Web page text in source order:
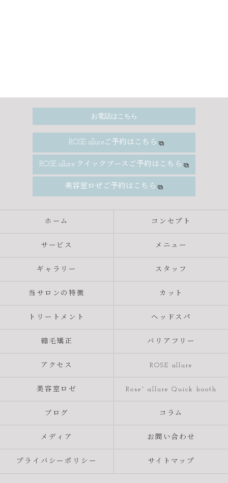
お電話はこちら
ROSE allureご予約はこちら
ROSE allure クイックブースご予約はこちら
美容室ロぜご予約はこちら
ホーム コンセプト
サービス メニュー
ギャラリー スタッフ
当サロンの特徴 カット
トリートメント ヘッドスパ
縮毛矯正 バリアフリー
アクセス ROSE allure
美容室ロゼ Rose' allure Quick booth
ブログ コラム
メディア お問い合わせ
プライバシーポリシー サイトマップ